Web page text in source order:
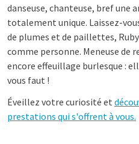
danseuse, chanteuse, bref une
totalement unique. Laissez-
de plumes et de paillettes,
comme personne. Meneuse de
encore effeuillage burlesque :
vous faut !
Éveillez votre curiosité et
prestations qui s'offrent à vous.